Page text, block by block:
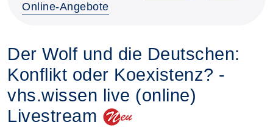
Online-Angebote
Der Wolf und die Deutschen:
Konflikt oder Koexistenz? -
vhs.wissen live (online)
Livestream